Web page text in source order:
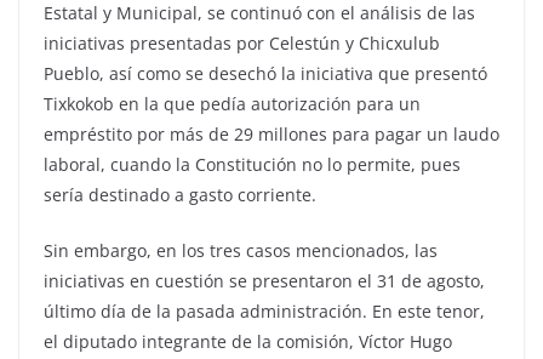
Estatal y Municipal, se continuó con el análisis de las
iniciativas presentadas por Celestún y Chicxulub
Pueblo, así como se desechó la iniciativa que presentó
Tixkokob en la que pedía autorización para un
empréstito por más de 29 millones para pagar un laudo
laboral, cuando la Constitución no lo permite, pues
sería destinado a gasto corriente.
Sin embargo, en los tres casos mencionados, las
iniciativas en cuestión se presentaron el 31 de agosto,
último día de la pasada administración. En este tenor,
el diputado integrante de la comisión, Víctor Hugo